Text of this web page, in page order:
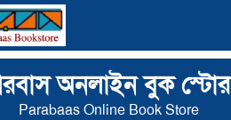
অনলাইন বুক স্টোর
Parabaas Online Book Store